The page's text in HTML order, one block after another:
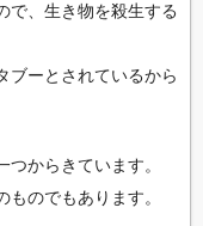
で、生き物を殺生する
ブーとされているから
からきています。
のでもあります。